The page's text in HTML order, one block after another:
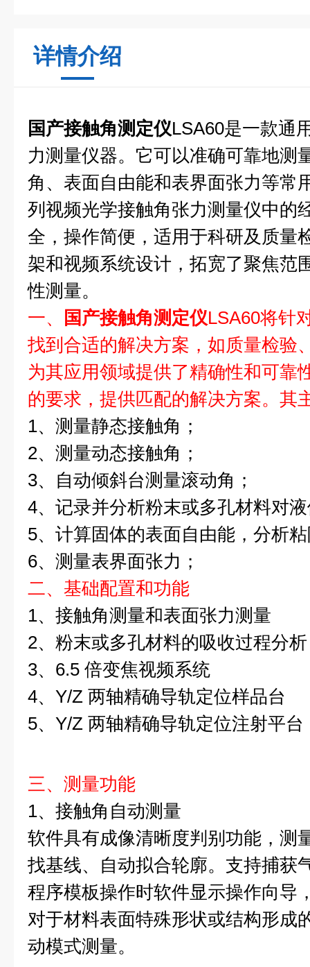
详情介绍
国产接触角测定仪LSA60是一款通
力测量仪器。它可以准确可靠地测
角、表面自由能和表界面张力等常
列视频光学接触角张力测量仪中的
全，操作简便，适用于科研及质量
架和视频系统设计，拓宽了聚焦范
性测量。
一、
国产接触角测定仪LSA60将针
找到合适的解决方案，如质量检验
为其应用领域提供了精确性和可靠
的要求，提供匹配的解决方案。其
1、测量静态接触角；
2、测量动态接触角；
3、自动倾斜台测量滚动角；
4、记录并分析粉末或多孔材料对
5、计算固体的表面自由能，分析
6、测量表界面张力；
二、基础配置和功能
1、接触角测量和表面张力测量
2、粉末或多孔材料的吸收过程分析
3、6.5 倍变焦视频系统
4、Y/Z 两轴精确导轨定位样品台
5、Y/Z 两轴精确导轨定位注射平台
三、测量功能
1、接触角自动测量
软件具有成像清晰度判别功能，测
找基线、自动拟合轮廓。支持捕获
程序模板操作时软件显示操作向导
对于材料表面特殊形状或结构形成
动模式测量。